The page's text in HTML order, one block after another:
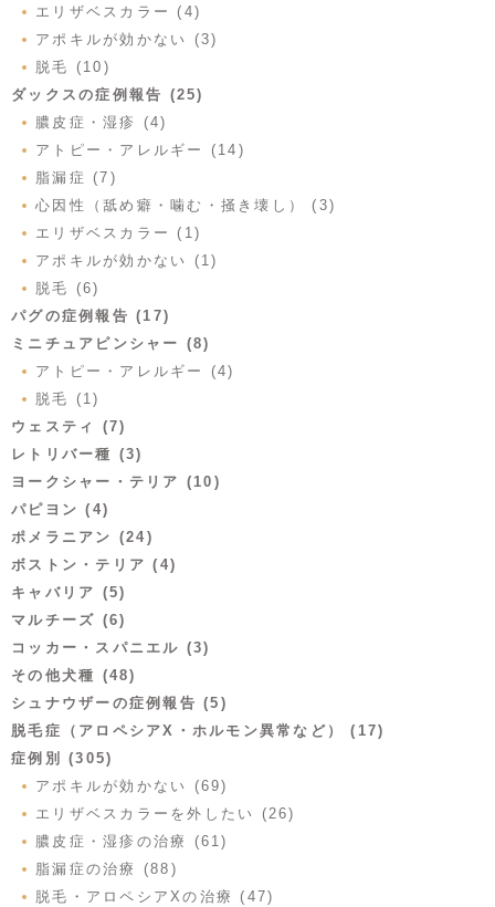
エリザベスカラー (4)
アポキルが効かない (3)
脱毛 (10)
ダックスの症例報告 (25)
膿皮症・湿疹 (4)
アトピー・アレルギー (14)
脂漏症 (7)
心因性（舐め癖・噛む・掻き壊し） (3)
エリザベスカラー (1)
アポキルが効かない (1)
脱毛 (6)
パグの症例報告 (17)
ミニチュアピンシャー (8)
アトピー・アレルギー (4)
脱毛 (1)
ウェスティ (7)
レトリバー種 (3)
ヨークシャー・テリア (10)
パピヨン (4)
ポメラニアン (24)
ボストン・テリア (4)
キャバリア (5)
マルチーズ (6)
コッカー・スパニエル (3)
その他犬種 (48)
シュナウザーの症例報告 (5)
脱毛症（アロペシアX・ホルモン異常など） (17)
症例別 (305)
アポキルが効かない (69)
エリザベスカラーを外したい (26)
膿皮症・湿疹の治療 (61)
脂漏症の治療 (88)
脱毛・アロペシアXの治療 (47)